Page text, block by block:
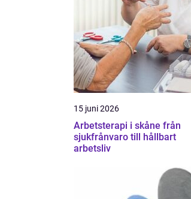
15 juni 2026
Arbetsterapi i skåne från
sjukfrånvaro till hållbart
arbetsliv